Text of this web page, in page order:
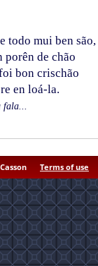
todo mui ben são,
porên de chão
bon crischão
en loá-la.
fala...
Terms of use